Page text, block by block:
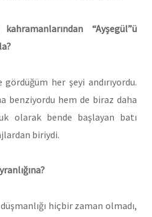
“Ayşegül”ü
her şeyi andırıyordu.
benziyordu hem de biraz daha
olarak bende başlayan batı
biriydi.
hiçbir zaman olmadı,